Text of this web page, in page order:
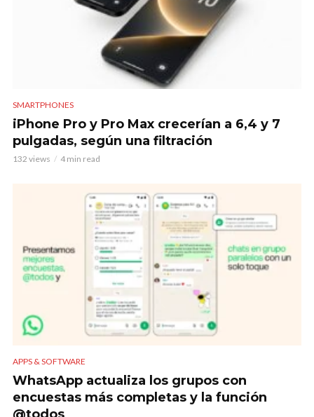
SMARTPHONES
iPhone Pro y Pro Max crecerían a 6,4 y 7
pulgadas, según una filtración
132 views 4 min read
APPS & SOFTWARE
WhatsApp actualiza los grupos con
encuestas más completas y la función